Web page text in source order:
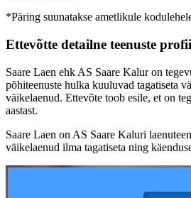
*Päring suunatakse ametlikule
Ettevõtte detailne teenuste
Saare Laen ehk AS Saare Kalur on
põhiteenuste hulka kuuluvad tagatiseta
väikelaenud. Ettevõte toob esile, et on
aastast.
Saare Laen on AS Saare Kaluri
väikelaenud ilma tagatiseta ning